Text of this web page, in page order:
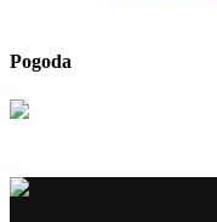
Pogoda